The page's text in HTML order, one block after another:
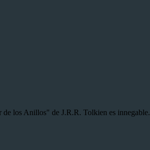
los Anillos" de J.R.R. Tolkien es innegable.